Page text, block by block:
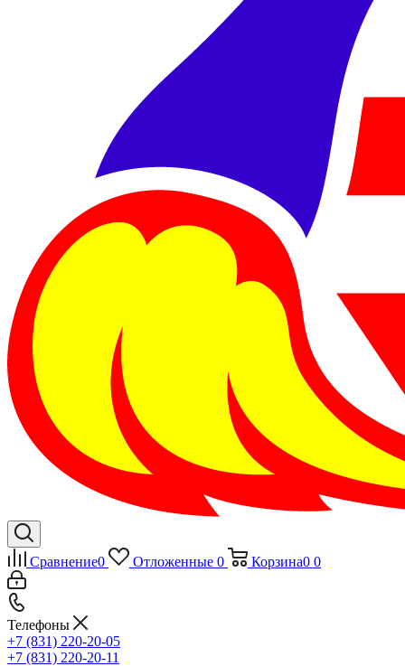
Сравнение0 Отложенные 0 Корзина0 0
Телефоны
+7 (831) 220-20-05
+7 (831) 220-20-11